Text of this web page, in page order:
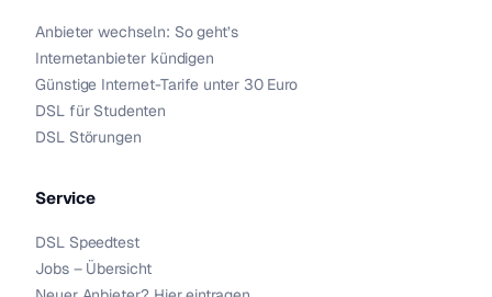
Anbieter wechseln: So geht’s
Internetanbieter kündigen
Günstige Internet-Tarife unter 30 Euro
DSL für Studenten
DSL Störungen
Service
DSL Speedtest
Jobs – Übersicht